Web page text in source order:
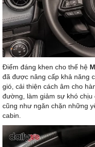
Điểm đáng khen cho thế hệ
đã được nâng cấp khả năng
gió, cải thiện cách âm cho
đường, làm giảm sự khó chịu
cũng như ngăn chặn những
cabin.